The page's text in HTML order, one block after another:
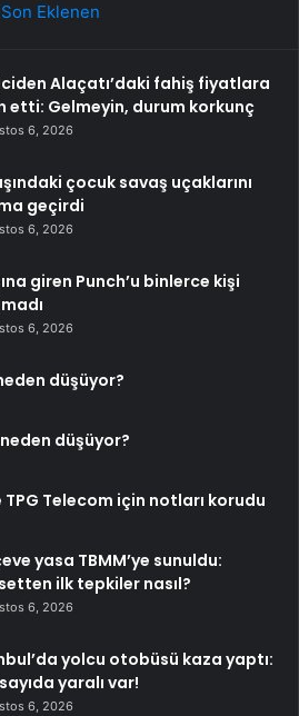
Son Eklenen
Alaçatı’daki fahiş fiyatlara
etti: Gelmeyin, durum korkunç
6, 2026
çocuk savaş uçaklarını
geçirdi
6, 2026
giren Punch’u binlerce kişi
6, 2026
düşüyor?
düşüyor?
Telecom için notları korudu
yasa TBMM’ye sunuldu:
ilk tepkiler nasıl?
6, 2026
yolcu otobüsü kaza yaptı:
yaralı var!
6, 2026